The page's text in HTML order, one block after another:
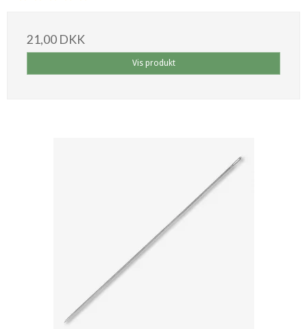
21,00 DKK
Vis produkt